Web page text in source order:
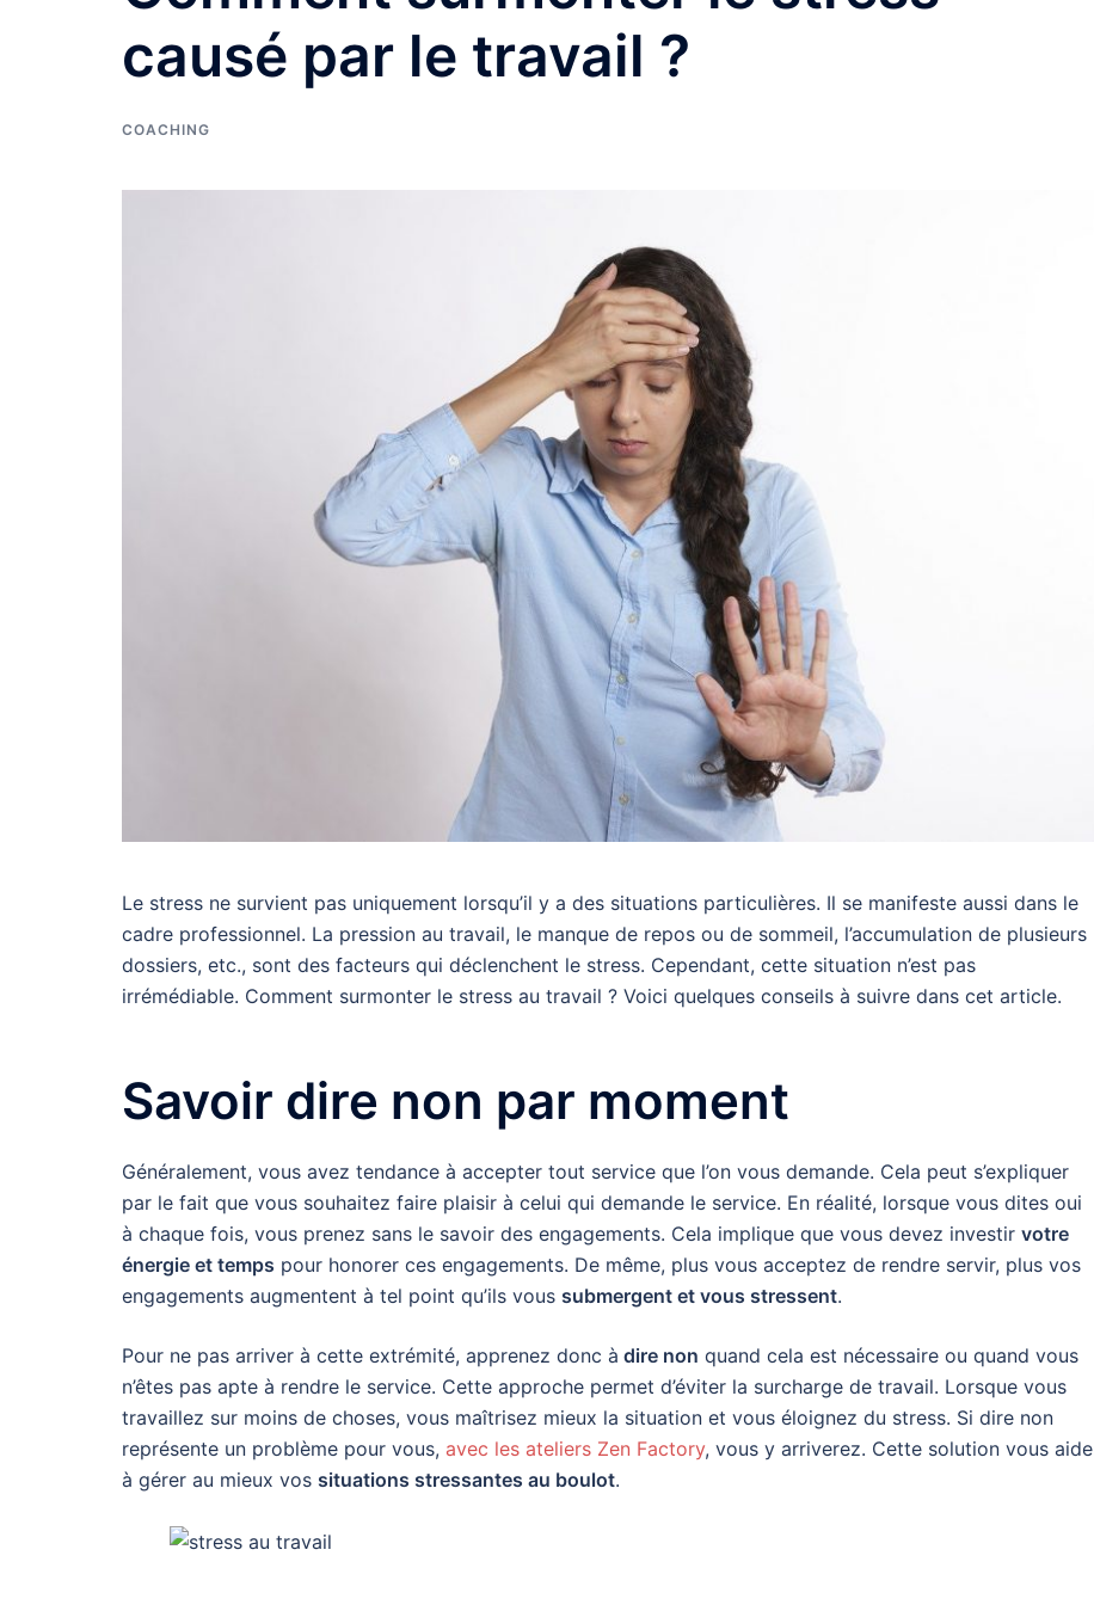
causé par le travail ?
COACHING
Le stress ne survient pas uniquement lorsqu’il y a des situations particulières. Il se manifeste aussi dans le
cadre professionnel. La pression au travail, le manque de repos ou de sommeil, l’accumulation de plusieurs
dossiers, etc., sont des facteurs qui déclenchent le stress. Cependant, cette situation n’est pas
irrémédiable. Comment surmonter le stress au travail ? Voici quelques conseils à suivre dans cet article.
Savoir dire non par moment
Généralement, vous avez tendance à accepter tout service que l’on vous demande. Cela peut s’expliquer
par le fait que vous souhaitez faire plaisir à celui qui demande le service. En réalité, lorsque vous dites oui
à chaque fois, vous prenez sans le savoir des engagements. Cela implique que vous devez investir votre
énergie et temps pour honorer ces engagements. De même, plus vous acceptez de rendre servir, plus vos
engagements augmentent à tel point qu’ils vous submergent et vous stressent.
Pour ne pas arriver à cette extrémité, apprenez donc à dire non quand cela est nécessaire ou quand vous
n’êtes pas apte à rendre le service. Cette approche permet d’éviter la surcharge de travail. Lorsque vous
travaillez sur moins de choses, vous maîtrisez mieux la situation et vous éloignez du stress. Si dire non
représente un problème pour vous, avec les ateliers Zen Factory, vous y arriverez. Cette solution vous aide
à gérer au mieux vos situations stressantes au boulot.